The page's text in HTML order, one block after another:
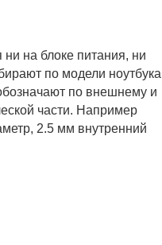
на блоке питания, ни
по модели ноутбука
по внешнему и
части. Например
2.5 мм внутренний